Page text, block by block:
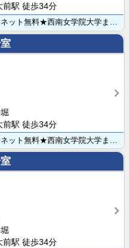
前駅 徒歩34分
●初期費用キャンペーン中● インターネット無料★西南女学院大学まで310ｍで学生さんにもお薦めです♪･･･
前駅 徒歩34分
前駅 徒歩34分